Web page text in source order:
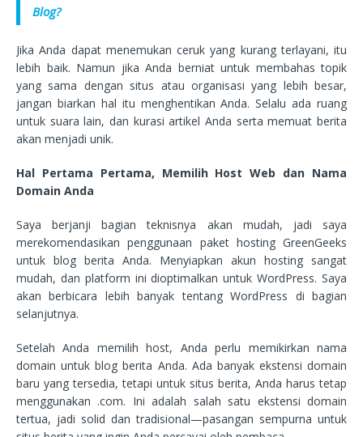
Blog?
Jika Anda dapat menemukan ceruk yang kurang terlayani, itu
lebih baik. Namun jika Anda berniat untuk membahas topik
yang sama dengan situs atau organisasi yang lebih besar,
jangan biarkan hal itu menghentikan Anda. Selalu ada ruang
untuk suara lain, dan kurasi artikel Anda serta memuat berita
akan menjadi unik.
Hal Pertama Pertama, Memilih Host Web dan Nama
Domain Anda
Saya berjanji bagian teknisnya akan mudah, jadi saya
merekomendasikan penggunaan paket hosting GreenGeeks
untuk blog berita Anda. Menyiapkan akun hosting sangat
mudah, dan platform ini dioptimalkan untuk WordPress. Saya
akan berbicara lebih banyak tentang WordPress di bagian
selanjutnya.
Setelah Anda memilih host, Anda perlu memikirkan nama
domain untuk blog berita Anda. Ada banyak ekstensi domain
baru yang tersedia, tetapi untuk situs berita, Anda harus tetap
menggunakan .com. Ini adalah salah satu ekstensi domain
tertua, jadi solid dan tradisional—pasangan sempurna untuk